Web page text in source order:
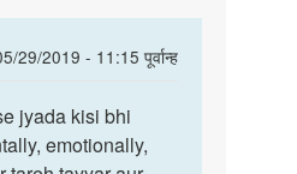
29/2019 - 11:15 पूर्वान्ह
jyada kisi bhi
emotionally,